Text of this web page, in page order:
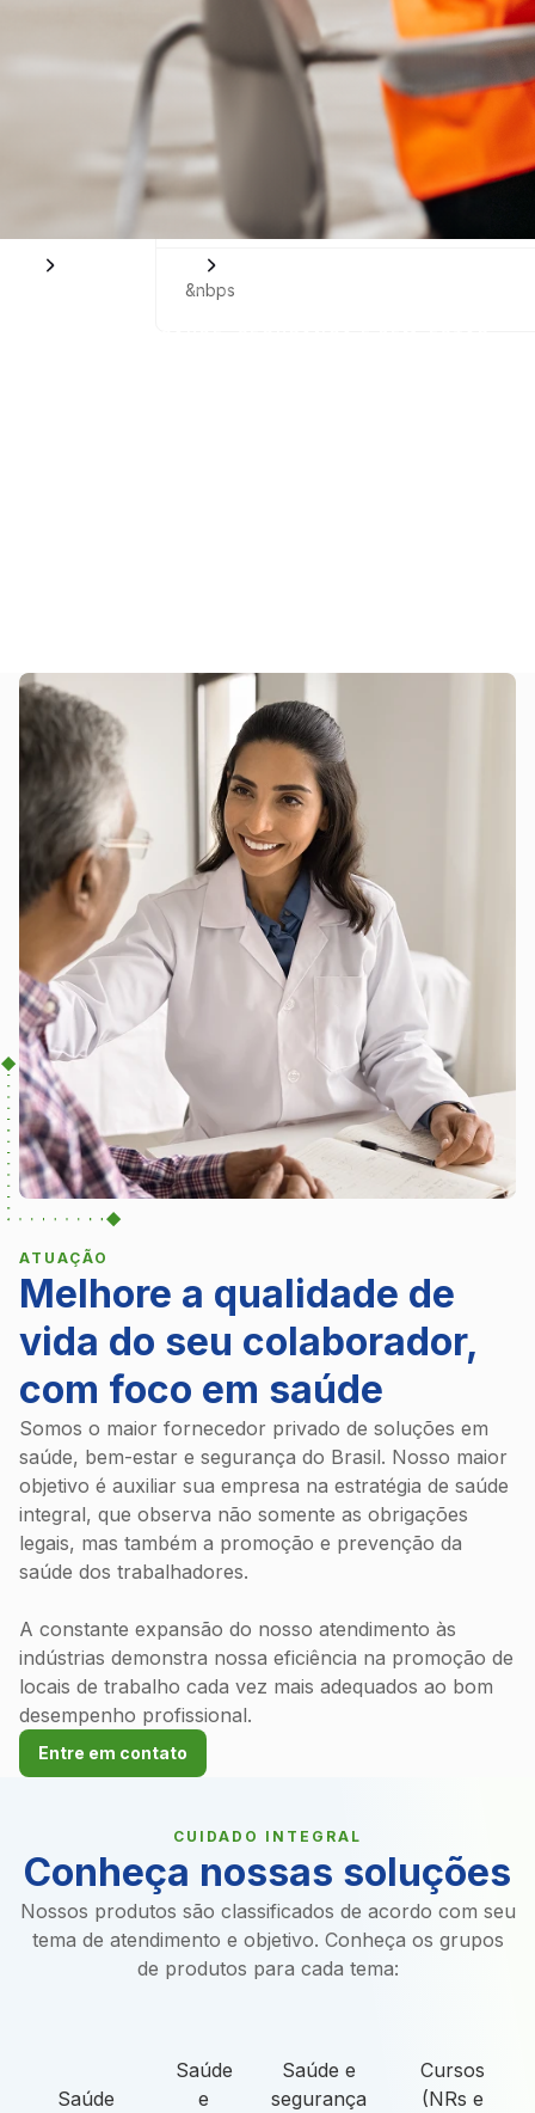
&nbps
Soluções em saúde, segurança e bem-estar
ATUAÇÃO
Melhore a qualidade de
vida do seu colaborador,
com foco em saúde
Somos o maior fornecedor privado de soluções em
saúde, bem-estar e segurança do Brasil. Nosso maior
objetivo é auxiliar sua empresa na estratégia de saúde
integral, que observa não somente as obrigações
legais, mas também a promoção e prevenção da
saúde dos trabalhadores.
A constante expansão do nosso atendimento às
indústrias demonstra nossa eficiência na promoção de
locais de trabalho cada vez mais adequados ao bom
desempenho profissional.
Entre em contato
CUIDADO INTEGRAL
Conheça nossas soluções
Nossos produtos são classificados de acordo com seu
tema de atendimento e objetivo. Conheça os grupos
de produtos para cada tema:
Saúde
Saúde
e
Saúde e
segurança
Cursos
(NRs e